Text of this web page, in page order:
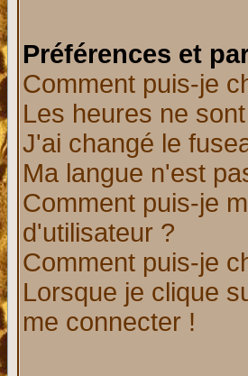
Préférences et
Comment puis-je
Les heures ne
J'ai changé le
Ma langue n'est
Comment puis-je
d'utilisateur ?
Comment puis-je
Lorsque je clique
me connecter !